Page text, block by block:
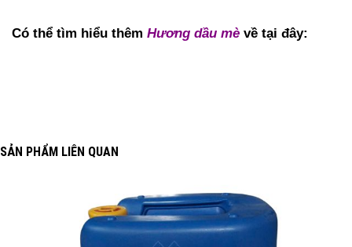
Có thể tìm hiểu thêm Hương dầu mè về tại đây:
SẢN PHẨM LIÊN QUAN